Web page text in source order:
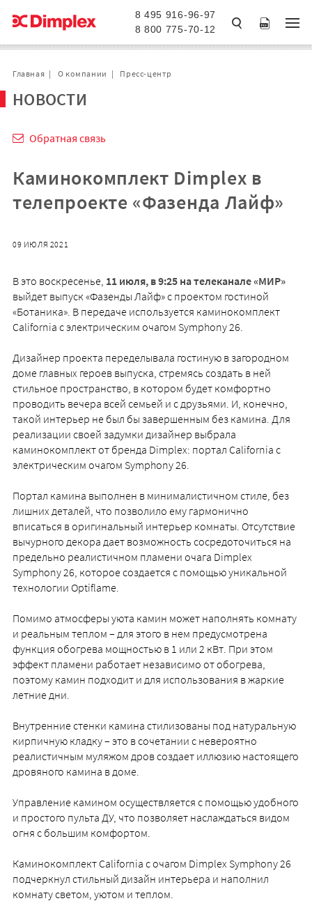
8 495 916-96-97
8 800 775-70-12
Главная О компании Пресс-центр
НОВОСТИ
Обратная связь
Каминокомплект Dimplex в
телепроекте «Фазенда Лайф»
09 ИЮЛЯ 2021
В это воскресенье, 11 июля, в 9:25 на телеканале «МИР»
выйдет выпуск «Фазенды Лайф» с проектом гостиной
«Ботаника». В передаче используется каминокомплект
California с электрическим очагом Symphony 26.
Дизайнер проекта переделывала гостиную в загородном
доме главных героев выпуска, стремясь создать в ней
стильное пространство, в котором будет комфортно
проводить вечера всей семьей и с друзьями. И, конечно,
такой интерьер не был бы завершенным без камина. Для
реализации своей задумки дизайнер выбрала
каминокомплект от бренда Dimplex: портал California с
электрическим очагом Symphony 26.
Портал камина выполнен в минималистичном стиле, без
лишних деталей, что позволило ему гармонично
вписаться в оригинальный интерьер комнаты. Отсутствие
вычурного декора дает возможность сосредоточиться на
предельно реалистичном пламени очага Dimplex
Symphony 26, которое создается с помощью уникальной
технологии Optiflame.
Помимо атмосферы уюта камин может наполнять комнату
и реальным теплом – для этого в нем предусмотрена
функция обогрева мощностью в 1 или 2 кВт. При этом
эффект пламени работает независимо от обогрева,
поэтому камин подходит и для использования в жаркие
летние дни.
Внутренние стенки камина стилизованы под натуральную
кирпичную кладку – это в сочетании с невероятно
реалистичным муляжом дров создает иллюзию настоящего
дровяного камина в доме.
Управление камином осуществляется с помощью удобного
и простого пульта ДУ, что позволяет наслаждаться видом
огня с большим комфортом.
Каминокомплект California с очагом Dimplex Symphony 26
подчеркнул стильный дизайн интерьера и наполнил
комнату светом, уютом и теплом.